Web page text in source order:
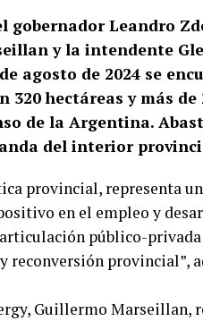
gobernador Leandro
y la intendente
agosto de 2024 se
320 hectáreas y más de
de la Argentina.
del interior
provincial, representa
en el empleo y
público-
reconversión provincial”,
Guillermo Marseillan,